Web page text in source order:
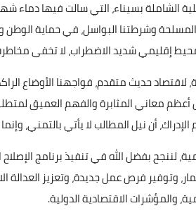
الشاملة بسيناء، التي سالت فيها دماء
المسلحة وشرطتنا البواسل، في حماية
محيط إقليمي شديد الاضطراب، لا تخفى
حديث متقدم، فواجهنا الأوضاع
معاني المثابرة والفهم العميق
أن نيل المطالب لا يأتي بالتمني،
لننجح بفضل الله في تنفيذ برنامج
وتوفير فرص عمل جديدة، وتعزيز العدالة
والمؤشرات الاقتصادية الدولية.